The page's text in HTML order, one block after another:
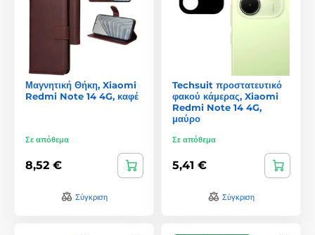
Μαγνητική Θήκη, Xiaomi
Redmi Note 14 4G, καφέ
Σε απόθεμα
8,52 €
Σύγκριση
Techsuit προστατευτικό
φακού κάμερας, Xiaomi
Redmi Note 14 4G,
μαύρο
Σε απόθεμα
5,41 €
Σύγκριση